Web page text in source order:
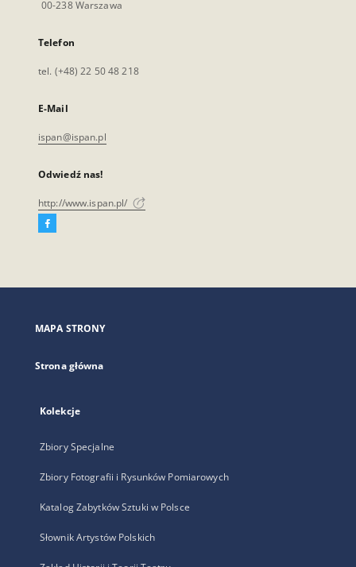
00-238 Warszawa
Telefon
tel. (+48) 22 50 48 218
E-Mail
ispan@ispan.pl
Odwiedź nas!
http://www.ispan.pl/
Facebook
się
karcie
MAPA STRONY
Strona główna
Kolekcje
Zbiory Specjalne
Zbiory Fotografii i Rysunków Pomiarowych
Katalog Zabytków Sztuki w Polsce
Słownik Artystów Polskich